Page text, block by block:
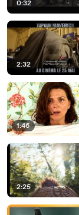
0:32
2:32
1:46
2:25